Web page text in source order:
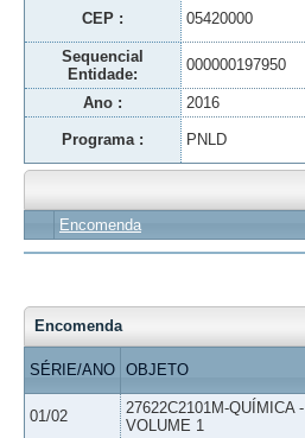
CEP : 05420000
Sequencial
Entidade:
000000197950
Ano : 2016
Programa : PNLD
Encomenda
Encomenda
SÉRIE/ANO OBJETO
01/02
27622C2101M-QUÍMICA -
VOLUME 1